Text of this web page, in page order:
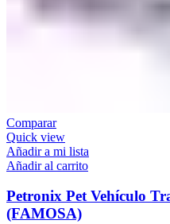
Comparar
Quick view
Añadir a mi lista
Añadir al carrito
Petronix Pet Vehículo
(FAMOSA)